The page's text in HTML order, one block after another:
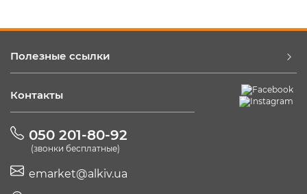
Полезные ссылки
Контакты
050 201-80-92
(звонки бесплатные)
emarket@alkiv.ua